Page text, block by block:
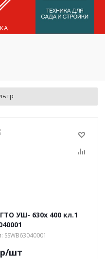
УШ- 630х 400 кл.1
SSWB63040001
р/шт